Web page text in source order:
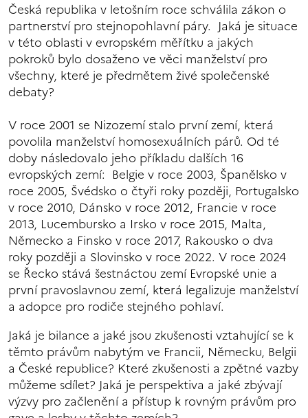
Česká republika v letošním roce schválila zákon o
partnerství pro stejnopohlavní páry. Jaká je situace
v této oblasti v evropském měřítku a jakých
pokroků bylo dosaženo ve věci manželství pro
všechny, které je předmětem živé společenské
debaty?
V roce 2001 se Nizozemí stalo první zemí, která
povolila manželství homosexuálních párů. Od té
doby následovalo jeho příkladu dalších 16
evropských zemí: Belgie v roce 2003, Španělsko v
roce 2005, Švédsko o čtyři roky později, Portugalsko
v roce 2010, Dánsko v roce 2012, Francie v roce
2013, Lucembursko a Irsko v roce 2015, Malta,
Německo a Finsko v roce 2017, Rakousko o dva
roky později a Slovinsko v roce 2022. V roce 2024
se Řecko stává šestnáctou zemí Evropské unie a
první pravoslavnou zemí, která legalizuje manželství
a adopce pro rodiče stejného pohlaví.
Jaká je bilance a jaké jsou zkušenosti vztahující se k
těmto právům nabytým ve Francii, Německu, Belgii
a České republice? Které zkušenosti a zpětné vazby
můžeme sdílet? Jaká je perspektiva a jaké zbývají
výzvy pro začlenění a přístup k rovným právům pro